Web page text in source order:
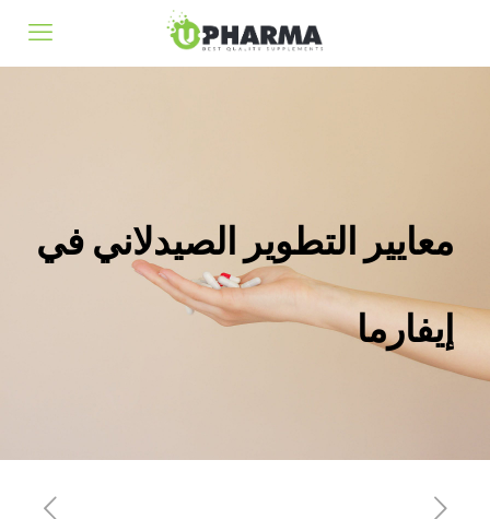
معايير التطوير الصيدلاني في
إيفارما